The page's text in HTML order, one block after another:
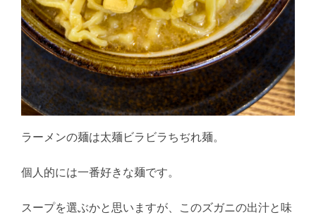
ラーメンの麺は太麺ビラビラちぢれ麺。
個人的には一番好きな麺です。
スープを選ぶかと思いますが、このズガニの出汁と味